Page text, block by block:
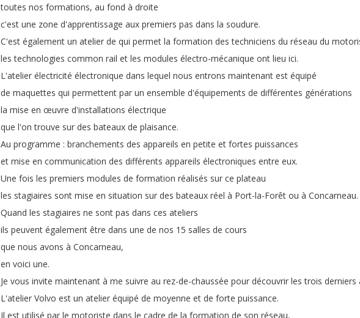
toutes nos formations, au fond à droite
c'est une zone d'apprentissage aux premiers pas dans la soudure.
C'est également un atelier de qui permet la formation des techniciens du réseau du
les technologies common rail et les modules électro-mécanique ont lieu ici.
L'atelier électricité électronique dans lequel nous entrons maintenant est équipé
de maquettes qui permettent par un ensemble d'équipements de différentes générations
la mise en œuvre d'installations électrique
que l'on trouve sur des bateaux de plaisance.
Au programme : branchements des appareils en petite et fortes puissances
et mise en communication des différents appareils électroniques entre eux.
Une fois les premiers modules de formation réalisés sur ce plateau
les stagiaires sont mise en situation sur des bateaux réel à Port-la-Forêt ou à Concarneau.
Quand les stagiaires ne sont pas dans ces ateliers
ils peuvent également être dans une de nos 15 salles de cours
que nous avons à Concarneau,
en voici une.
Je vous invite maintenant à me suivre au rez-de-chaussée pour découvrir les trois derniers
L'atelier Volvo est un atelier équipé de moyenne et de forte puissance.
Il est utilisé par le motoriste dans le cadre de la formation de son réseau,